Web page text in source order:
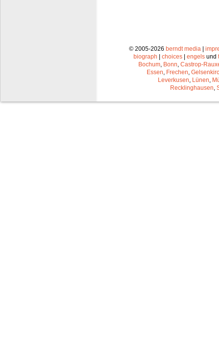
© 2005-2026 berndt media |
biograph | choices | engels und
Bochum Bonn Castrop-
Essen Frechen
Leverkusen Lünen
Recklinghausen